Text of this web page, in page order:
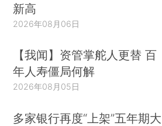
新高
2026年08月06日
【我闻】资管掌舵人更替 百
年人寿僵局何解
2026年08月05日
多家银行再度“上架”五年期大